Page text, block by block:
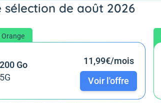
sélection de août 2026
Orange
200 Go
5G
11,99€/mois
Voir l'offre